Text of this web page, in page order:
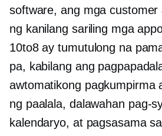
software, ang mga customer
ng kanilang sariling mga
10to8 ay tumutulong na
pa, kabilang ang
awtomatikong pagkumpirma
ng paalala, dalawahan pag-
kalendaryo, at pagsasama